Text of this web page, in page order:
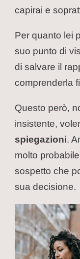
capirai e
Per quanto lei
suo punto di
di salvare il
comprenderla
Questo però,
insistente,
spiegazioni.
molto
sospetto che
sua decisione.